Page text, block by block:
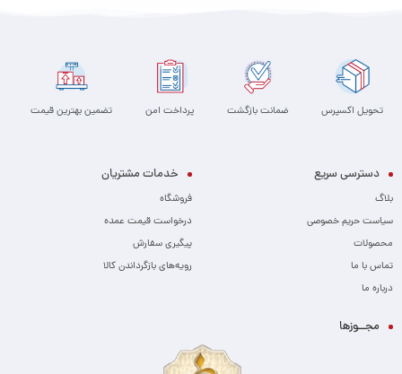
تحویل اکسپرس ضمانت بازگشت پرداخت امن تضمین بهترین قیمت
دسترسی سریع
بلاگ
سیاست حریم خصوصی
محصولات
تماس با ما
درباره ما
خدمات مشتریان
فروشگاه
درخواست قیمت عمده
پیگیری سفارش
رویه‌های بازگرداندن کالا
مجــوزها